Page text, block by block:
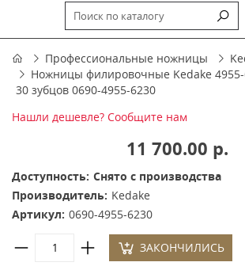
Профессиональные ножницы
Ножницы филировочные Kedake 4955-
30 зубцов 0690-4955-6230
Нашли дешевле? Сообщите нам
11 700.00 р.
Доступность: Снято с производства
Производитель: Kedake
Артикул: 0690-4955-6230
ЗАКОНЧИЛИСЬ